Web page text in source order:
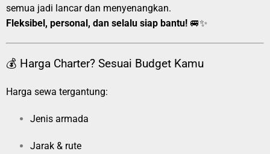
semua jadi lancar dan menyenangkan.
Fleksibel, personal, dan selalu siap bantu! 🚐✨
💰 Harga Charter? Sesuai Budget Kamu
Harga sewa tergantung:
Jenis armada
Jarak & rute